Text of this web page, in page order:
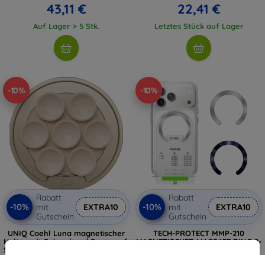
43,11 €
Auf Lager > 5 Stk.
22,41 €
Letztes Stück auf Lager
-10%
-10%
Rabatt
mit
Gutschein
EXTRA10
UNIQ Coehl Luna magnetischer
Halter mit Spiegel und Saugnapf,
Sandfarben (UNIQ-LUNA-MSAND)
-10%
-10%
Rabatt
mit
Gutschein
EXTRA10
TECH-PROTECT MMP-210
MAGNETISCHER MAGSAFE RING 2-